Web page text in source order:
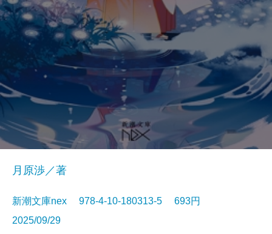
月原渉／著
新潮文庫nex 978-4-10-180313-5 693円
2025/09/29